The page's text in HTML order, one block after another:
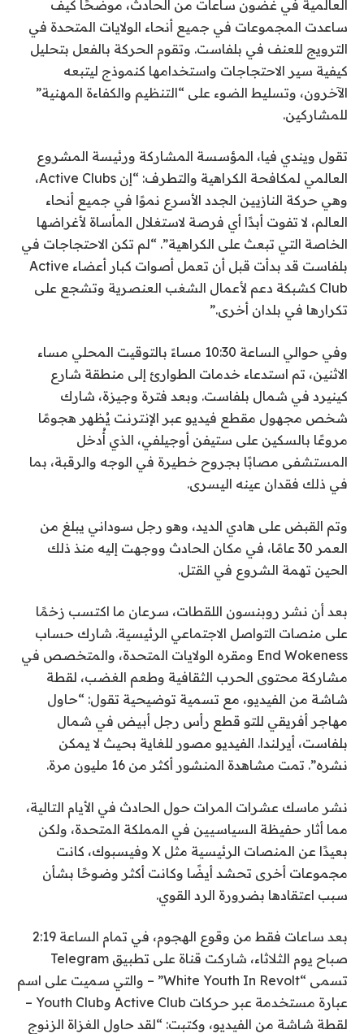
العالمية في غضون ساعات من الحادث، موضحًا كيف
ساعدت المجموعات في جميع أنحاء الولايات المتحدة في
الترويج للعنف في بلفاست. وتقوم الحركة بالفعل بتحليل
كيفية سير الاحتجاجات واستخدامها كنموذج ليتبعه
الآخرون، وتسليط الضوء على “التنظيم والكفاءة المهنية”
للمشاركين.
تقول ويندي فيا، المؤسسة المشاركة ورئيسة المشروع
العالمي لمكافحة الكراهية والتطرف: “إن Active Clubs،
وهي حركة النازيين الجدد الأسرع نموًا في جميع أنحاء
العالم، لا تفوت أبدًا أي فرصة لاستغلال المأساة لأغراضها
الخاصة التي تبعث على الكراهية”. “لم تكن الاحتجاجات في
بلفاست قد بدأت قبل أن تعمل أصوات كبار أعضاء Active
Club كشبكة دعم لأعمال الشغب العنصرية وتشجع على
تكرارها في بلدان أخرى.”
وفي حوالي الساعة 10:30 مساءً بالتوقيت المحلي مساء
الاثنين، تم استدعاء خدمات الطوارئ إلى منطقة شارع
كينيرد في شمال بلفاست. وبعد فترة وجيزة، شارك
شخص مجهول مقطع فيديو عبر الإنترنت يُظهر هجومًا
مروعًا بالسكين على ستيفن أوجيلفي، الذي أُدخل
المستشفى مصابًا بجروح خطيرة في الوجه والرقبة، بما
في ذلك فقدان عينه اليسرى.
وتم القبض على هادي الديد، وهو رجل سوداني يبلغ من
العمر 30 عامًا، في مكان الحادث ووجهت إليه منذ ذلك
الحين تهمة الشروع في القتل.
بعد أن نشر روبنسون اللقطات، سرعان ما اكتسب زخمًا
على منصات التواصل الاجتماعي الرئيسية. شارك حساب
End Wokeness ومقره الولايات المتحدة، والمتخصص في
مشاركة محتوى الحرب الثقافية وطعم الغضب، لقطة
شاشة من الفيديو، مع تسمية توضيحية تقول: “حاول
مهاجر أفريقي للتو قطع رأس رجل أبيض في شمال
بلفاست، أيرلندا. الفيديو مصور للغاية بحيث لا يمكن
نشره”. تمت مشاهدة المنشور أكثر من 16 مليون مرة.
نشر ماسك عشرات المرات حول الحادث في الأيام التالية،
مما أثار حفيظة السياسيين في المملكة المتحدة، ولكن
بعيدًا عن المنصات الرئيسية مثل X وفيسبوك، كانت
مجموعات أخرى تحشد أيضًا وكانت أكثر وضوحًا بشأن
سبب اعتقادها بضرورة الرد القوي.
بعد ساعات فقط من وقوع الهجوم، في تمام الساعة 2:19
صباح يوم الثلاثاء، شاركت قناة على تطبيق Telegram
تسمى “White Youth In Revolt” – والتي سميت على اسم
عبارة مستخدمة عبر حركات Active Club وYouth Club –
لقطة شاشة من الفيديو، وكتبت: “لقد حاول الغزاة الزنوج